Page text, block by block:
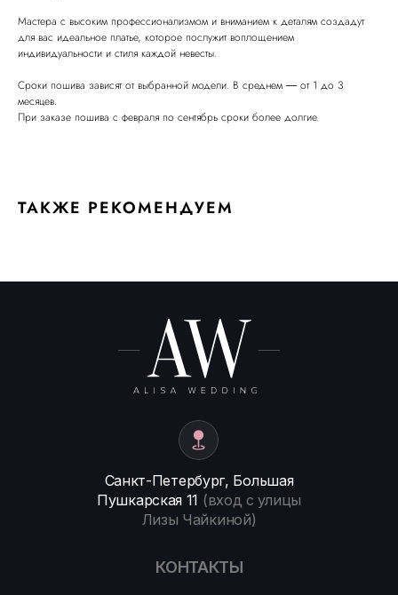
Мастера с высоким профессионализмом и вниманием к деталям создадут
для вас идеальное платье, которое послужит воплощением
индивидуальности и стиля каждой невесты.
Сроки пошива зависят от выбранной модели. В среднем ― от 1 до 3
месяцев.
При заказе пошива с февраля по сентябрь сроки более долгие.
ТАКЖЕ РЕКОМЕНДУЕМ
КОНТАКТЫ
Санкт-Петербург, Большая
Пушкарская 11 (вход с улицы
Лизы Чайкиной)